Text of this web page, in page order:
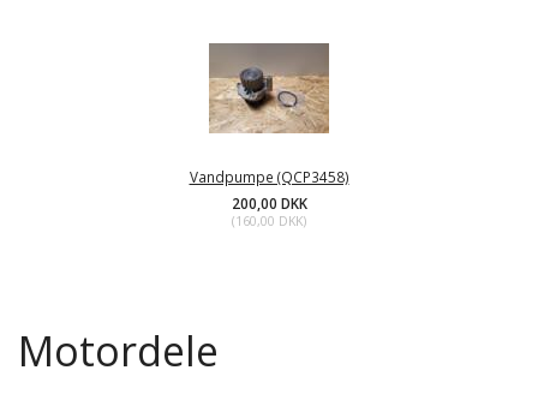
Vandpumpe (QCP3458)
200,00 DKK
(160,00 DKK)
Motordele